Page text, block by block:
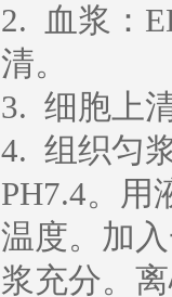
2. 血浆：
清。
3. 细胞上
4. 组织匀
PH7.4。
温度。加
浆充分。